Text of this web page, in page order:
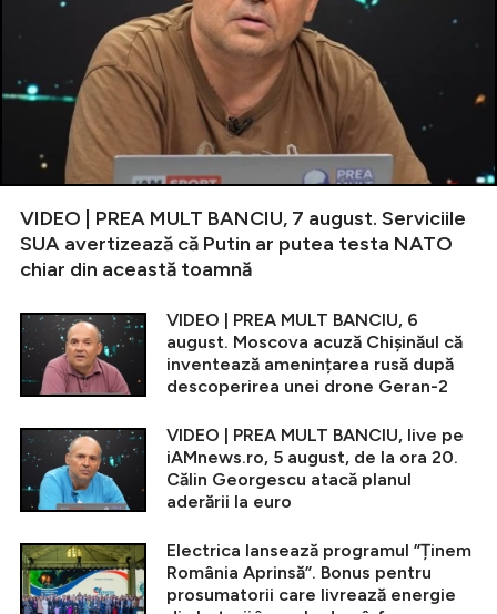
VIDEO | PREA MULT BANCIU, 7 august. Serviciile
SUA avertizează că Putin ar putea testa NATO
chiar din această toamnă
VIDEO | PREA MULT BANCIU, 6
august. Moscova acuză Chișinăul că
inventează amenințarea rusă după
descoperirea unei drone Geran-2
VIDEO | PREA MULT BANCIU, live pe
iAMnews.ro, 5 august, de la ora 20.
Călin Georgescu atacă planul
aderării la euro
Electrica lansează programul ”Ținem
România Aprinsă”. Bonus pentru
prosumatorii care livrează energie